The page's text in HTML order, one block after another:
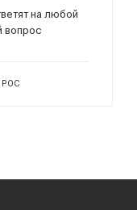
на любой
вопрос